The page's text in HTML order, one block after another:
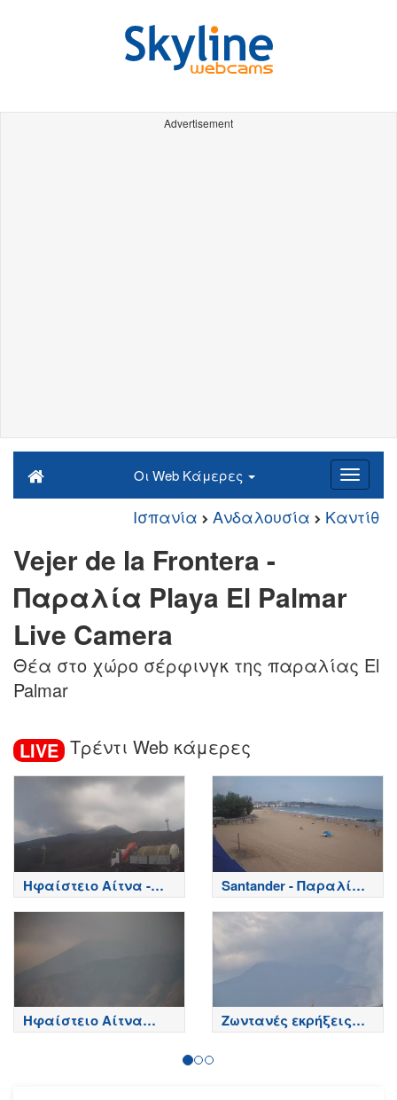
Advertisement
Οι Web Κάμερες
Ισπανία Ανδαλουσία Καντίθ
Vejer de la Frontera -
Παραλία Playa El Palmar
Live Camera
Θέα στο χώρο σέρφινγκ της παραλίας El
Palmar
LIVE Τρέντι Web κάμερες
Ηφαίστειο Αίτνα -
Κορυφή κρατήρων,
Santander - Παραλία
Playa del Sardinero -
Spain
Ηφαίστειο Αίτνα
Τώρα
Ζωντανές εκρήξεις
της Αίτνας